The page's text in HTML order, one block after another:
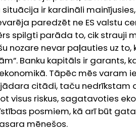
ir kardināli
paredzēt ne ES valstu
spilgti parāda to, cik strauji
nozare nevar paļauties uz to,
Banku kapitāls ir garants,
Tāpēc mēs varam
citādi, taču nedrīkstam
visus riskus, sagatavoties
posmiem, kā arī būt
mēnešos.